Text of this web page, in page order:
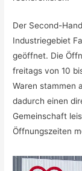
Der Second-
Industriegebiet
geöffnet. Die
freitags von 10
Waren stammen
dadurch einen
Gemeinschaft
Öffnungszeiten